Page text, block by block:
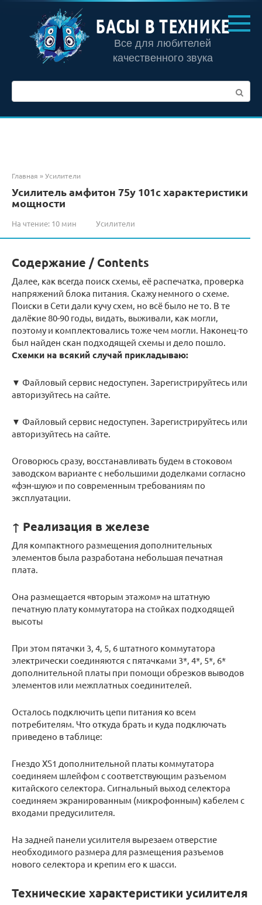
контенту
БАСЫ В ТЕХНИКЕ
Все для любителей
качественного звука
Главная »Усилители
Усилитель амфитон 75у 101с характеристики
мощности
На чтение: 10 мин Усилители
Содержание / Contents
Далее, как всегда поиск схемы, её распечатка, проверка
напряжений блока питания. Скажу немного о схеме.
Поиски в Сети дали кучу схем, но всё было не то. В те
далёкие 80-90 годы, видать, выживали, как могли,
поэтому и комплектовались тоже чем могли. Наконец-то
был найден скан подходящей схемы и дело пошло.
Схемки на всякий случай прикладываю:
▼ Файловый сервис недоступен. Зарегистрируйтесь или
авторизуйтесь на сайте.
▼ Файловый сервис недоступен. Зарегистрируйтесь или
авторизуйтесь на сайте.
Оговорюсь сразу, восстанавливать будем в стоковом
заводском варианте с небольшими доделками согласно
«фэн-шую» и по современным требованиям по
эксплуатации.
↑ Реализация в железе
Для компактного размещения дополнительных
элементов была разработана небольшая печатная
плата.
Она размещается «вторым этажом» на штатную
печатную плату коммутатора на стойках подходящей
высоты
При этом пятачки 3, 4, 5, 6 штатного коммутатора
электрически соединяются с пятачками 3*, 4*, 5*, 6*
дополнительной платы при помощи обрезков выводов
элементов или межплатных соединителей.
Осталось подключить цепи питания ко всем
потребителям. Что откуда брать и куда подключать
приведено в таблице:
Гнездо XS1 дополнительной платы коммутатора
соединяем шлейфом с соответствующим разъемом
китайского селектора. Сигнальный выход селектора
соединяем экранированным (микрофонным) кабелем с
входами предусилителя.
На задней панели усилителя вырезаем отверстие
необходимого размера для размещения разъемов
нового селектора и крепим его к шасси.
Технические характеристики усилителя